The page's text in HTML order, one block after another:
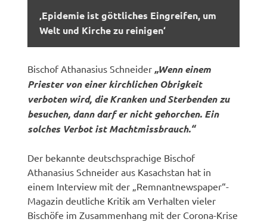
‚Epidemie ist göttliches Eingreifen, um
Welt und Kirche zu reinigen‘
Bischof Athanasius Schneider „Wenn einem
Priester von einer kirchlichen Obrigkeit
verboten wird, die Kranken und Sterbenden zu
besuchen, dann darf er nicht gehorchen. Ein
solches Verbot ist Machtmissbrauch.“
Der bekannte deutschsprachige Bischof
Athanasius Schneider aus Kasachstan hat in
einem Interview mit der „Remnantnewspaper“-
Magazin deutliche Kritik am Verhalten vieler
Bischöfe im Zusammenhang mit der Corona-Krise